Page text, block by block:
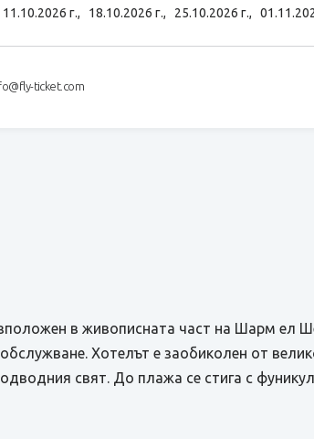
11.10.2026 г., 18.10.2026 г., 25.10.2026 г.,
ticket.com
в живописната част на Шарм ел
Хотелът е заобиколен от
свят. До плажа се стига с